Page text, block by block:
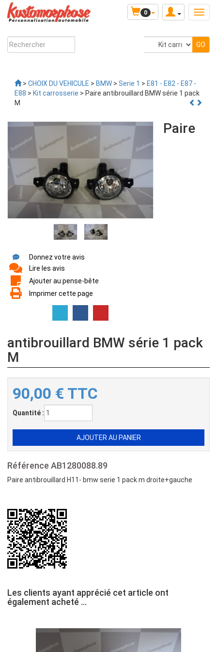
0
> CHOIX DU VEHICULE > BMW > Serie 1 > E81 - E82 - E87 -
E88 > Kit carrosserie > Paire antibrouillard BMW série 1 pack
M
Donnez votre avis
Lire les avis
Ajouter au pense-bête
Imprimer cette page
Paire
antibrouillard BMW série 1 pack
M
90,00 € TTC
Quantité :
Référence AB1280088.89
Paire antibrouillard H11- bmw serie 1 pack m droite+gauche
Les clients ayant apprécié cet article ont
également acheté ...